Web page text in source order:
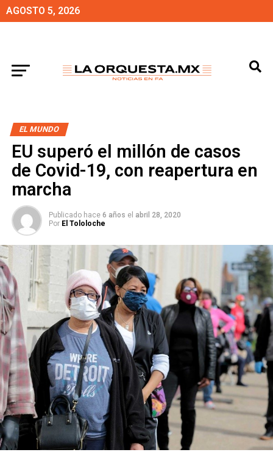
AGOSTO 5, 2026
EL MUNDO
EU superó el millón de casos
de Covid-19, con reapertura en
marcha
Publicado hace 6 años el abril 28, 2020
Por El Tololoche